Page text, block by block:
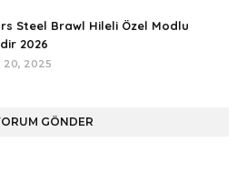
Steel Brawl Hileli Özel Modlu
2026
20, 2025
GÖNDER